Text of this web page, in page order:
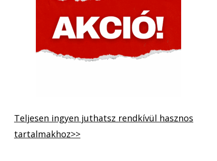
Teljesen ingyen juthatsz rendkívül hasznos
tartalmakhoz>>